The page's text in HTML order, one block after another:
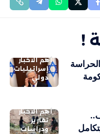
!
أهم الاخبار
إسرائيليات
دولي
أهم الاخبار
تقارير
ودراسات